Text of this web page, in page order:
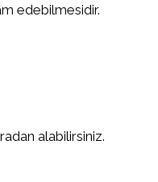
edebilmesidir.
alabilirsiniz.